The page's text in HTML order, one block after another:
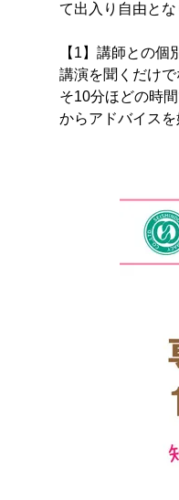
て出入り自由と
【1】講師との
講演を聞くだけ
そ10分ほどの時
からアドバイス